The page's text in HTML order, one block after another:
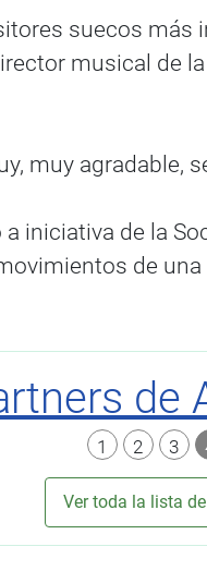
suecos
musical de
muy
iniciativa de la
de
de
1 2 3
Ver toda la lista